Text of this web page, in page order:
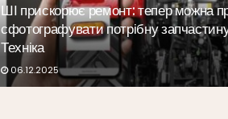
ШІ прискорює ремонт: тепер можна
сфотографувати потрібну
Техніка
06.12.2025